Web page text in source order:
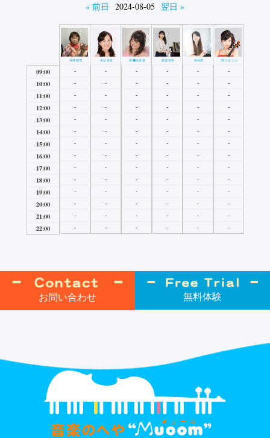
« 前日 2024-08-05 翌日 »
09:00
10:00
11:00
12:00
13:00
14:00
15:00
16:00
17:00
18:00
19:00
20:00
21:00
22:00
井澤真理
-
-
-
-
-
-
-
-
-
-
-
-
-
-
木辻朱音
-
-
-
-
-
-
-
-
-
-
-
-
-
-
宮﨑絵里菜
-
-
-
-
-
-
-
-
-
-
-
-
-
-
新濃玲奈
-
-
-
-
-
-
-
-
-
-
-
-
-
-
岩村愛
-
-
-
-
-
-
-
-
-
-
-
-
-
-
野口まつの
-
-
-
-
-
-
-
-
-
-
-
-
-
-
お問い合わせ 無料体験